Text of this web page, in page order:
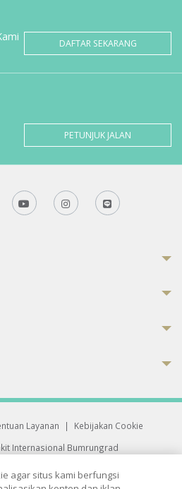
DAFTAR SEKARANG
PETUNJUK JALAN
Layanan |
Kebijakan Cookie
Internasional Bumrungrad
Bangkok 10110 Thailand.
agar situs kami berfungsi